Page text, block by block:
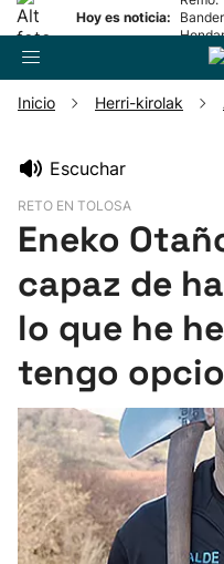
Hoy es noticia:
Pelota
Remo
Baloncesto
Ciclismo
Herri-kirolak
Inicio Herri-kirolak
Escuchar
RETO EN TOLOSA
Eneko
capaz de
lo que he
tengo